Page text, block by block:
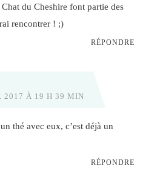
du Cheshire font partie des
rencontrer ! ;)
RÉPONDRE
2017 À 19 H 39 MIN
thé avec eux, c’est déjà un
RÉPONDRE